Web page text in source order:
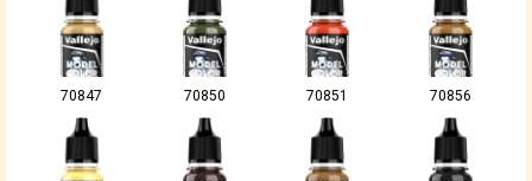
70847 70850 70851 70856